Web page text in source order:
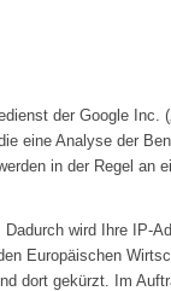
der Google Inc.
eine Analyse der
in der Regel an
wird Ihre IP-
Europäischen
dort gekürzt. Im